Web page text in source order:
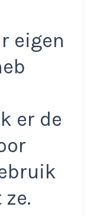
eigen
er de